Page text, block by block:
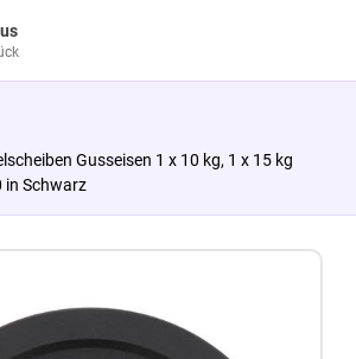
Gusseisen 1 x 10 kg, 1 x 15 kg
in Schwarz